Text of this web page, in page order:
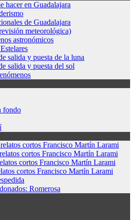
hacer en Guadalajara
de Guadalajara
meteorológica)
astronómicos
salida y puesta de la luna
salida y puesta del sol
fondo
cortos Francisco Martín Larami
cortos Francisco Martín Larami
cortos Francisco Martín Larami
cortos Francisco Martín Larami
Romerosa